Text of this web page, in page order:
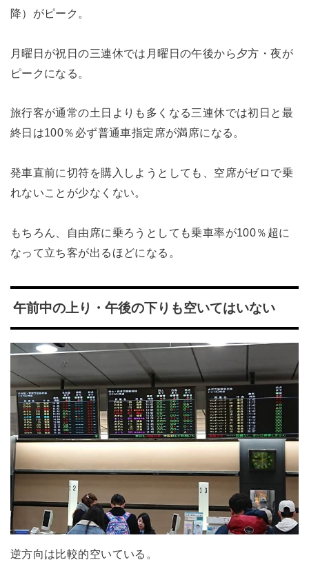
降）がピーク。
月曜日が祝日の三連休では月曜日の午後から夕方・夜が
ピークになる。
旅行客が通常の土日よりも多くなる三連休では初日と最
終日は100％必ず普通車指定席が満席になる。
発車直前に切符を購入しようとしても、空席がゼロで乗
れないことが少なくない。
もちろん、自由席に乗ろうとしても乗車率が100％超に
なって立ち客が出るほどになる。
午前中の上り・午後の下りも空いてはいない
逆方向は比較的空いている。